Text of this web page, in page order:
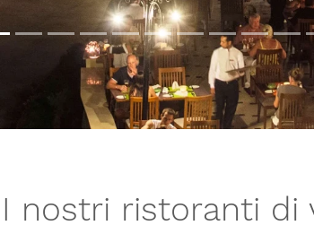
I nostri ristoranti di